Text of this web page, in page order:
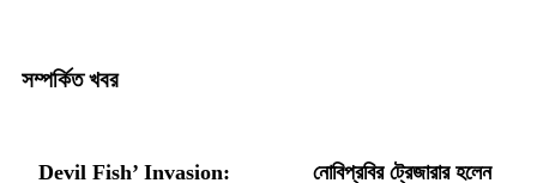
সম্পর্কিত খবর
Devil Fish’ Invasion:
নোবিপ্রবির ট্রেজারার হলেন